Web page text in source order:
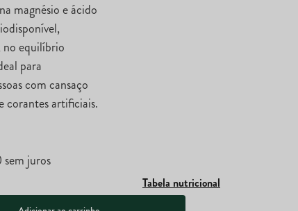
magnésio e ácido
no equilíbrio
para
com cansaço
corantes artificiais.
sem juros
Tabela nutricional